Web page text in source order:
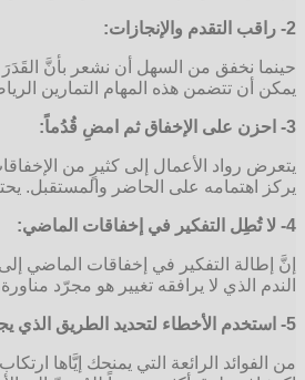
2- راقب التقدم والإنجازات:
حينما نخفق من السهل أن نشعر بأنَّ القَدَرَ
يمكن أن تتضمن هذه المهام التمارين
3- احزن على الإخفاق ثم امضِ قُدُماً:
يتعرض رواد الأعمال إلى كثيرٍ من
يركز اهتمامه على الحاضر والمستقبل.
4- لا تُطِل التفكير في إخفاقات الماضي:
إنَّ إطالة التفكير في إخفاقات الماضي
الندم الذي لا يرافقه تغيير هو مجرّد
5- استخدم الأخطاء لتحديد الطريق الذي يجب عليك أن تسلكه:
من الفوائد الرائعة التي يمنحك إيَّاها